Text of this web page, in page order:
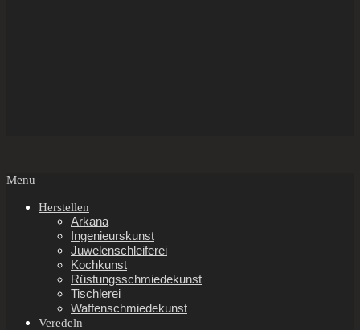
Secondary
Menu
Menu
Herstellen
Arkana
Ingenieurskunst
Juwelenschleiferei
Kochkunst
Rüstungsschmiedekunst
Tischlerei
Waffenschmiedekunst
Veredeln